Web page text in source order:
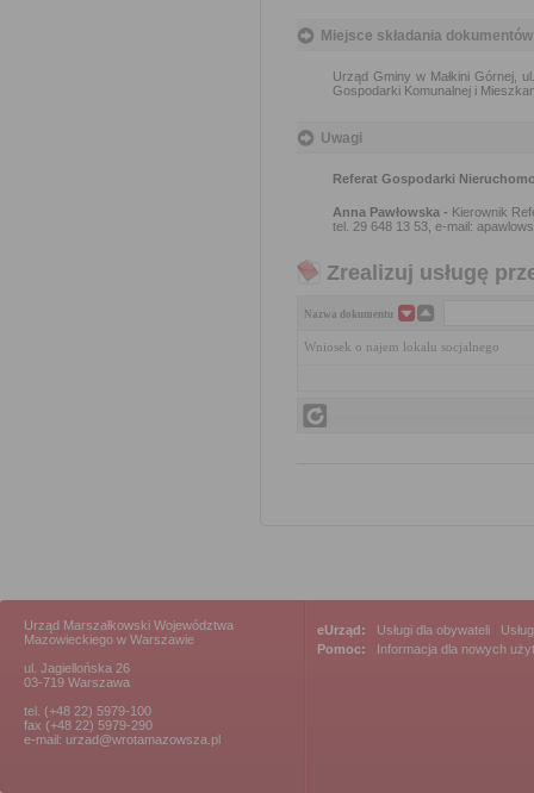
Miejsce składania dokumentów
Urząd Gminy w Małkini Górnej,
Gospodarki Komunalnej i
Uwagi
Referat Gospodarki
Anna Pawłowska - Kierownik
tel. 29 648 13 53, e-mail:
Zrealizuj usługę
Nazwa dokumentu
Wniosek o najem lokalu socjalnego
Urząd Marszałkowski Województwa
Mazowieckiego w Warszawie
ul. Jagiellońska 26
03-719 Warszawa
tel. (+48 22) 5979-100
fax (+48 22) 5979-290
e-mail: urzad@wrotamazowsza.pl
eUrząd: Usługi dla obywateli
Pomoc:
Informacja dla nowych